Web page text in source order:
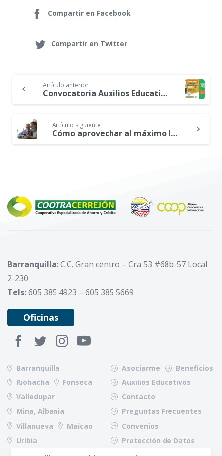
Compartir en Facebook
Compartir en Twitter
Continue
Reading
Artículo anterior
Convocatoria Auxilios Educativos 2023-2
Artículo siguiente
Cómo aprovechar al máximo las tasas de interés en nuestros servicios de ahorro en Cootracerrejón
Barranquilla:C.C. Gran centro – Cra 53 #68b-57 Local
2-230
Tels:605 385 4923 – 605 385 5669
Oficinas
Barranquilla
Riohacha
Fonseca
Valledupar
Mina, Albania
Villanueva
Maicao
Uribia
Asociarme
Beneficios
Auxilios Educativos
Contacto
Preguntas Frecuentes
Convenios
Protección de Datos